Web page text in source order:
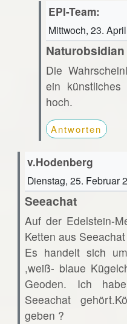
EPI-Team:
Mittwoch, 23.
Naturobsidian
Die
ein
hoch.
Antworten
v.Hodenberg
Dienstag, 25. Februar
Seeachat
Auf der Edelstein-
Ketten aus
Es handelt sich
,weiß- blaue
Geoden. Ich
Seeachat
geben ?